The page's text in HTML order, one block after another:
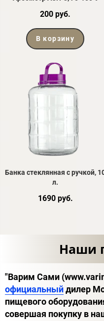
200 руб.
В корзину
Банка стеклянная с ручкой,
л.
1690 руб.
Наши
"Варим Сами
официальныйдилер
пищевого
совершая покупку в